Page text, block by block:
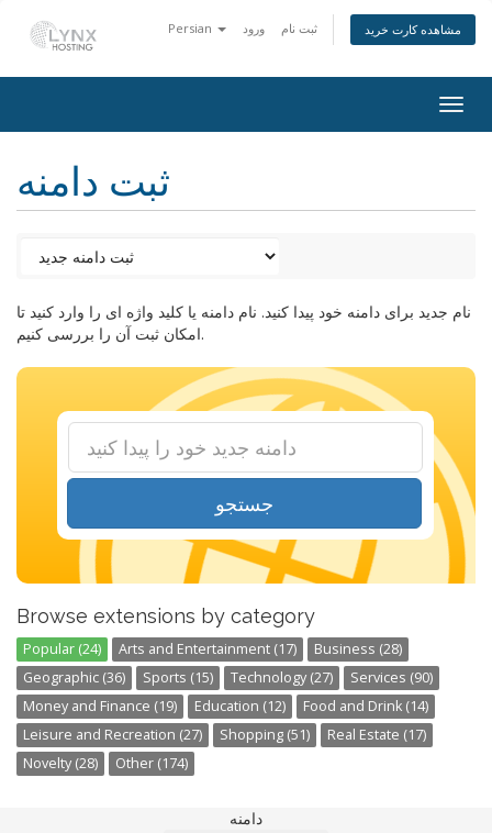
Persian ورود ثبت نام مشاهده کارت خرید
ثبت دامنه
نام جدید برای دامنه خود پیدا کنید. نام دامنه یا کلید واژه ای را وارد کنید تا
امکان ثبت آن را بررسی کنیم.
جستجو
Browse extensions by category
Popular (24) Arts and Entertainment (17)
Business (28)
Geographic (36)
Sports (15) Technology (27)
Services (90)
Money and Finance (19)
Education (12)
Food and Drink (14)
Leisure and Recreation (27)
Shopping (51)
Real Estate (17)
Novelty (28)
Other (174)
دامنه